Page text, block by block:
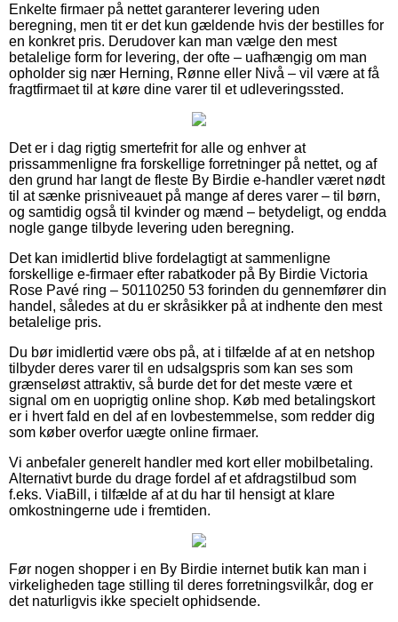
Enkelte firmaer på nettet garanterer levering uden
beregning, men tit er det kun gældende hvis der bestilles for
en konkret pris. Derudover kan man vælge den mest
betalelige form for levering, der ofte – uafhængig om man
opholder sig nær Herning, Rønne eller Nivå – vil være at få
fragtfirmaet til at køre dine varer til et udleveringssted.
Det er i dag rigtig smertefrit for alle og enhver at
prissammenligne fra forskellige forretninger på nettet, og af
den grund har langt de fleste By Birdie e-handler været nødt
til at sænke prisniveauet på mange af deres varer – til børn,
og samtidig også til kvinder og mænd – betydeligt, og endda
nogle gange tilbyde levering uden beregning.
Det kan imidlertid blive fordelagtigt at sammenligne
forskellige e-firmaer efter rabatkoder på By Birdie Victoria
Rose Pavé ring – 50110250 53 forinden du gennemfører din
handel, således at du er skråsikker på at indhente den mest
betalelige pris.
Du bør imidlertid være obs på, at i tilfælde af at en netshop
tilbyder deres varer til en udsalgspris som kan ses som
grænseløst attraktiv, så burde det for det meste være et
signal om en uoprigtig online shop. Køb med betalingskort
er i hvert fald en del af en lovbestemmelse, som redder dig
som køber overfor uægte online firmaer.
Vi anbefaler generelt handler med kort eller mobilbetaling.
Alternativt burde du drage fordel af et afdragstilbud som
f.eks. ViaBill, i tilfælde af at du har til hensigt at klare
omkostningerne ude i fremtiden.
Før nogen shopper i en By Birdie internet butik kan man i
virkeligheden tage stilling til deres forretningsvilkår, dog er
det naturligvis ikke specielt ophidsende.